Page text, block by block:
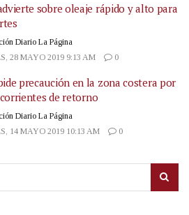
sobre oleaje rápido y alto para
Diario La Página
28 MAYO 2019 9:13 AM
0
precaución en la zona costera por
de retorno
Diario La Página
14 MAYO 2019 10:13 AM
0